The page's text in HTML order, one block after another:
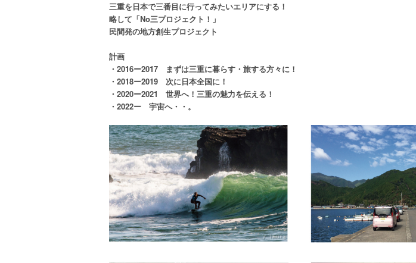
三重を日本で三番目に行ってみたいエリアにする！
略して「No三プロジェクト！」
民間発の地方創生プロジェクト
計画
・2016ー2017 まずは三重に暮らす・旅する方々に！
・2018ー2019 次に日本全国に！
・2020ー2021 世界へ！三重の魅力を伝える！
・2022ー 宇宙へ・・。